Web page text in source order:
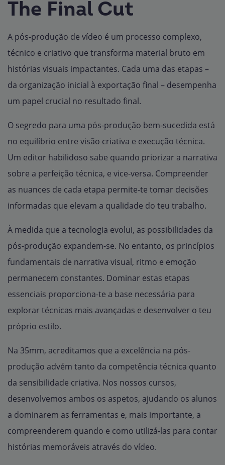
The Final Cut
A pós-produção de vídeo é um processo complexo,
técnico e criativo que transforma material bruto em
histórias visuais impactantes. Cada uma das etapas –
da organização inicial à exportação final – desempenha
um papel crucial no resultado final.
O segredo para uma pós-produção bem-sucedida está
no equilíbrio entre visão criativa e execução técnica.
Um editor habilidoso sabe quando priorizar a narrativa
sobre a perfeição técnica, e vice-versa. Compreender
as nuances de cada etapa permite-te tomar decisões
informadas que elevam a qualidade do teu trabalho.
À medida que a tecnologia evolui, as possibilidades da
pós-produção expandem-se. No entanto, os princípios
fundamentais de narrativa visual, ritmo e emoção
permanecem constantes. Dominar estas etapas
essenciais proporciona-te a base necessária para
explorar técnicas mais avançadas e desenvolver o teu
próprio estilo.
Na 35mm, acreditamos que a excelência na pós-
produção advém tanto da competência técnica quanto
da sensibilidade criativa. Nos nossos cursos,
desenvolvemos ambos os aspetos, ajudando os alunos
a dominarem as ferramentas e, mais importante, a
compreenderem quando e como utilizá-las para contar
histórias memoráveis através do vídeo.